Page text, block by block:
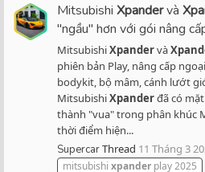
Mitsubishi Xpandervà
"ngầu" hơn với gói nâng
MitsubishiXpandervà
phiên bản Play, nâng cấp
bodykit, bộ mâm, cánh lướt
MitsubishiXpanderđã có
thành "vua" trong phân khúc
thời điểm hiện...
SupercarThread 11 Tháng 3
mitsubishi xpander play 2025